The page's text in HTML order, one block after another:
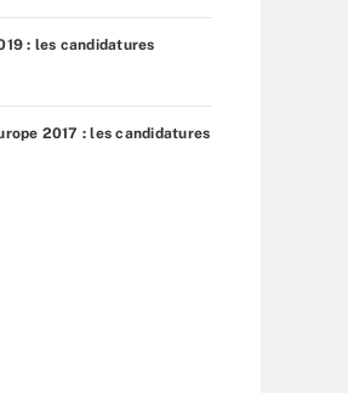
: les candidatures
2017 : les candidatures